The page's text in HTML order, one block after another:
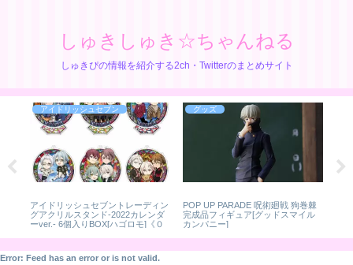
しゅきしゅき☆ちゃんねる
しゅきぴの情報を紹介する2ch・Twitterのまとめサイト
アイドリッシュセブン
アイドリッシュセブントレーディン
グアクリルスタンド-2022カレンダ
ーver.- 6個入りBOX[ハゴロモ]《０
グッズ
POP UP PARADE 呪術廻戦 狗巻棘
完成品フィギュア[グッドスマイル
カンパニー]
Error: Feed has an error or is not valid.